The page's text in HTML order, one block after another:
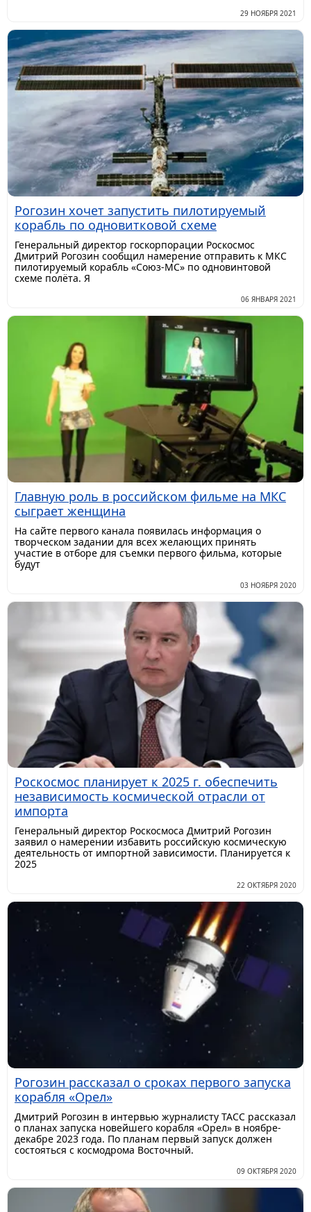
29 НОЯБРЯ 2021
Рогозин хочет запустить пилотируемый
корабль по одновитковой схеме
Генеральный директор госкорпорации Роскосмос
Дмитрий Рогозин сообщил намерение отправить к МКС
пилотируемый корабль «Союз-МС» по одновинтовой
схеме полёта. Я
06 ЯНВАРЯ 2021
Главную роль в российском фильме на МКС
сыграет женщина
На сайте первого канала появилась информация о
творческом задании для всех желающих принять
участие в отборе для съемки первого фильма, которые
будут
03 НОЯБРЯ 2020
Роскосмос планирует к 2025 г. обеспечить
независимость космической отрасли от
импорта
Генеральный директор Роскосмоса Дмитрий Рогозин
заявил о намерении избавить российскую космическую
деятельность от импортной зависимости. Планируется к
2025
22 ОКТЯБРЯ 2020
Рогозин рассказал о сроках первого запуска
корабля «Орел»
Дмитрий Рогозин в интервью журналисту ТАСС рассказал
о планах запуска новейшего корабля «Орел» в ноябре-
декабре 2023 года. По планам первый запуск должен
состояться с космодрома Восточный.
09 ОКТЯБРЯ 2020